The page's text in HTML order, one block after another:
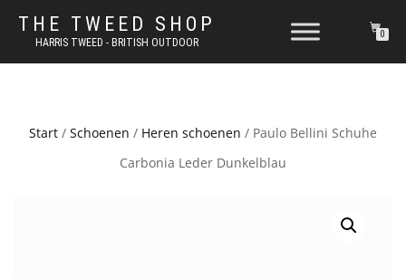
THE TWEED SHOP
HARRIS TWEED - BRITISH OUTDOOR
0
Start / Schoenen / Heren schoenen / Paulo Bellini Schuhe
Carbonia Leder Dunkelblau